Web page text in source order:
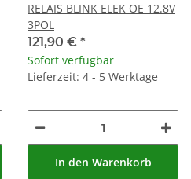
RELAIS BLINK ELEK OE 12.8V
3POL
121,90 € *
Sofort verfügbar
Lieferzeit: 4 - 5 Werktage
In den Warenkorb